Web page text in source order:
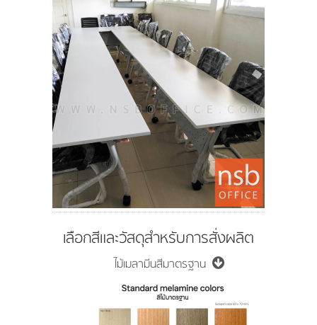
เลือกสีและวัสดุสำหรับการสั่งผลิต
ไม้เมลามีนสีมาตรฐาน